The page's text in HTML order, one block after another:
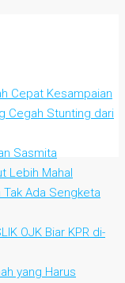
Cepat Kesampaian
Cegah Stunting dari
Sasmita
Lebih Mahal
Ada Sengketa
OJK Biar KPR di-
yang Harus